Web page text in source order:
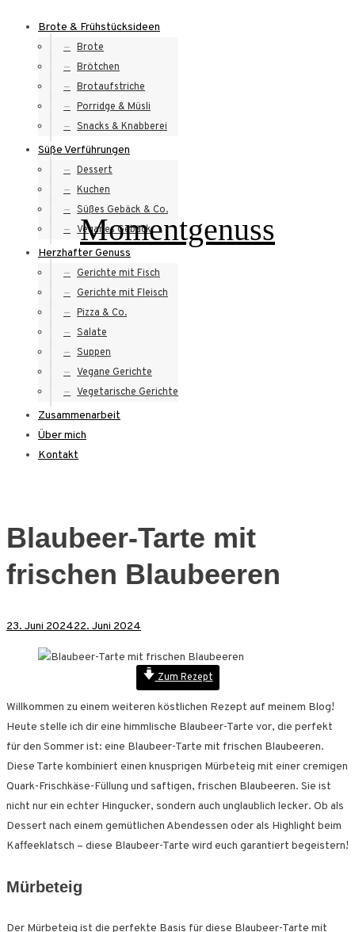
Momentgenuss
Brote & Frühstücksideen
Brote
Brötchen
Brotaufstriche
Porridge & Müsli
Snacks & Knabberei
Süße Verführungen
Dessert
Kuchen
Süßes Gebäck & Co.
Veganes Gebäck
Herzhafter Genuss
Gerichte mit Fisch
Gerichte mit Fleisch
Pizza & Co.
Salate
Suppen
Vegane Gerichte
Vegetarische Gerichte
Zusammenarbeit
Über mich
Kontakt
Blaubeer-Tarte mit
frischen Blaubeeren
23. Juni 202422. Juni 2024
Zum Rezept
Willkommen zu einem weiteren köstlichen Rezept auf meinem Blog!
Heute stelle ich dir eine himmlische Blaubeer-Tarte vor, die perfekt
für den Sommer ist: eine Blaubeer-Tarte mit frischen Blaubeeren.
Diese Tarte kombiniert einen knusprigen Mürbeteig mit einer cremigen
Quark-Frischkäse-Füllung und saftigen, frischen Blaubeeren. Sie ist
nicht nur ein echter Hingucker, sondern auch unglaublich lecker. Ob als
Dessert nach einem gemütlichen Abendessen oder als Highlight beim
Kaffeeklatsch – diese Blaubeer-Tarte wird euch garantiert begeistern!
Mürbeteig
Der Mürbeteig ist die perfekte Basis für diese Blaubeer-Tarte mit